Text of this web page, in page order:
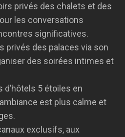
privés des chalets et des
les conversations
significatives.
privés des palaces via son
des soirées intimes et
d’hôtels 5 étoiles en
est plus calme et
exclusifs, aux